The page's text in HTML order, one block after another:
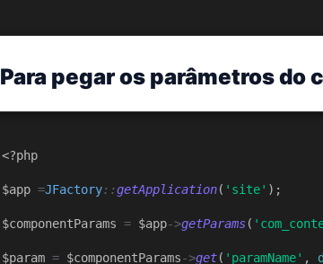
Para pegar os parâmetros
<?php
$app =JFactory::getApplication( 'site' );
$componentParams = $app->getParams(
$param = $componentParams->get( 'paramName' ,